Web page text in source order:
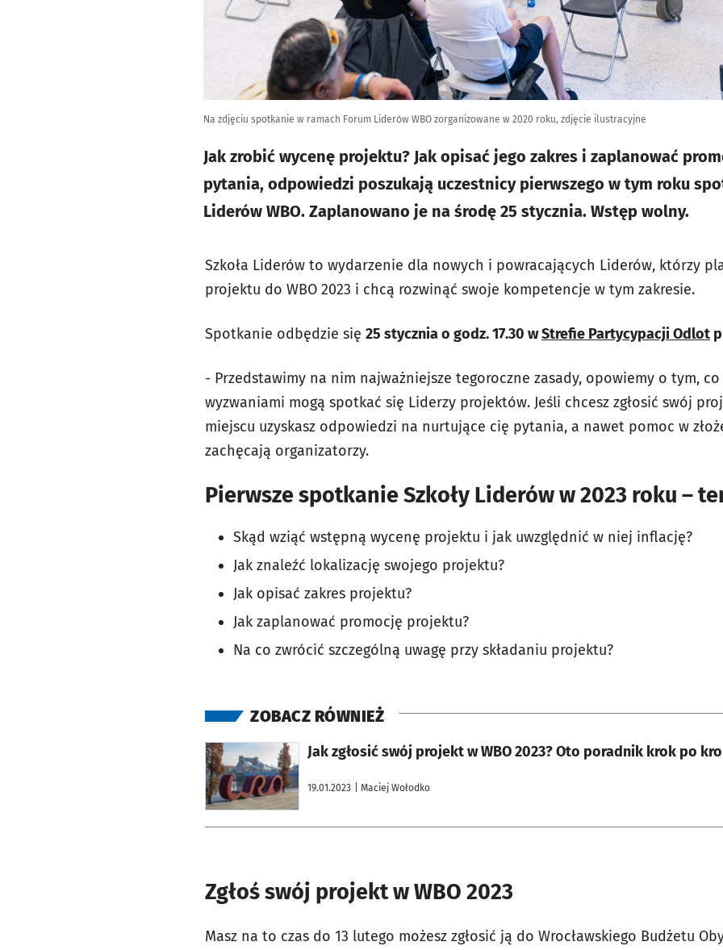
Na zdjęciu spotkanie w ramach Forum Liderów WBO zorganizowane w 2020 roku, zdjęcie ilustracyjne
Jak zrobić wycenę projektu? Jak opisać jego zakres i zaplanować
pytania, odpowiedzi poszukają uczestnicy pierwszego w tym roku
Liderów WBO. Zaplanowano je na środę 25 stycznia. Wstęp wolny.
Szkoła Liderów to wydarzenie dla nowych i powracających Liderów, którzy
projektu do WBO 2023 i chcą rozwinąć swoje kompetencje w tym zakresie.
Spotkanie odbędzie się 25 stycznia o godz. 17.30 wStrefie Partycypacji Odlot
- Przedstawimy na nim najważniejsze tegoroczne zasady, opowiemy o tym,
wyzwaniami mogą spotkać się Liderzy projektów. Jeśli chcesz zgłosić swój
miejscu uzyskasz odpowiedzi na nurtujące cię pytania, a nawet pomoc w
zachęcają organizatorzy.
Pierwsze spotkanie Szkoły Liderów w 2023 roku –
Skąd wziąć wstępną wycenę projektu i jak uwzględnić w niej inflację?
Jak znaleźć lokalizację swojego projektu?
Jak opisać zakres projektu?
Jak zaplanować promocję projektu?
Na co zwrócić szczególną uwagę przy składaniu projektu?
ZOBACZ RÓWNIEŻ
Jak zgłosić swój projekt w WBO 2023? Oto poradnik krok po
19.01.2023 | Maciej Wołodko
otworzy się w nowej karcie
Zgłoś swój projekt w WBO 2023
Masz na to czas do 13 lutego możesz zgłosić ją do Wrocławskiego Budżetu